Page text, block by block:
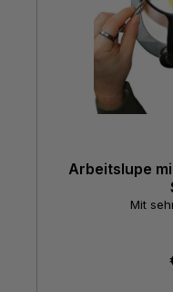
Arbeitslupe
Mit